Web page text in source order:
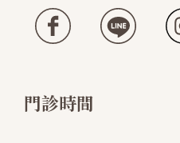
門診時間